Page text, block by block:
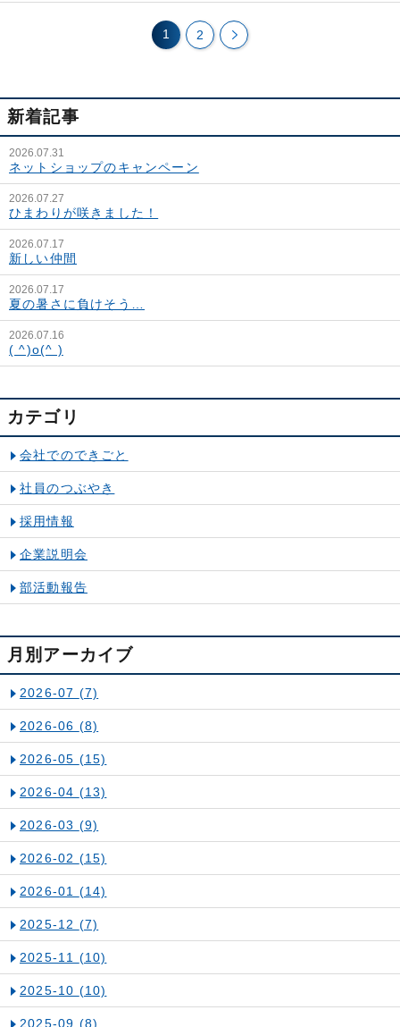
1 2
新着記事
2026.07.31
ネットショップのキャンペーン
2026.07.27
ひまわりが咲きました！
2026.07.17
新しい仲間
2026.07.17
夏の暑さに負けそう…
2026.07.16
( ^)o(^ )
カテゴリ
会社でのできごと
社員のつぶやき
採用情報
企業説明会
部活動報告
月別アーカイブ
2026-07 (7)
2026-06 (8)
2026-05 (15)
2026-04 (13)
2026-03 (9)
2026-02 (15)
2026-01 (14)
2025-12 (7)
2025-11 (10)
2025-10 (10)
2025-09 (8)